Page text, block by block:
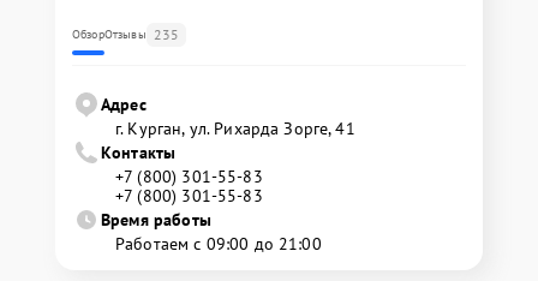
ОбзорОтзывы 235
Адрес
г. Курган, ул. Рихарда Зорге, 41
Контакты
+7 (800) 301-55-83
+7 (800) 301-55-83
Время работы
Работаем с 09:00 до 21:00